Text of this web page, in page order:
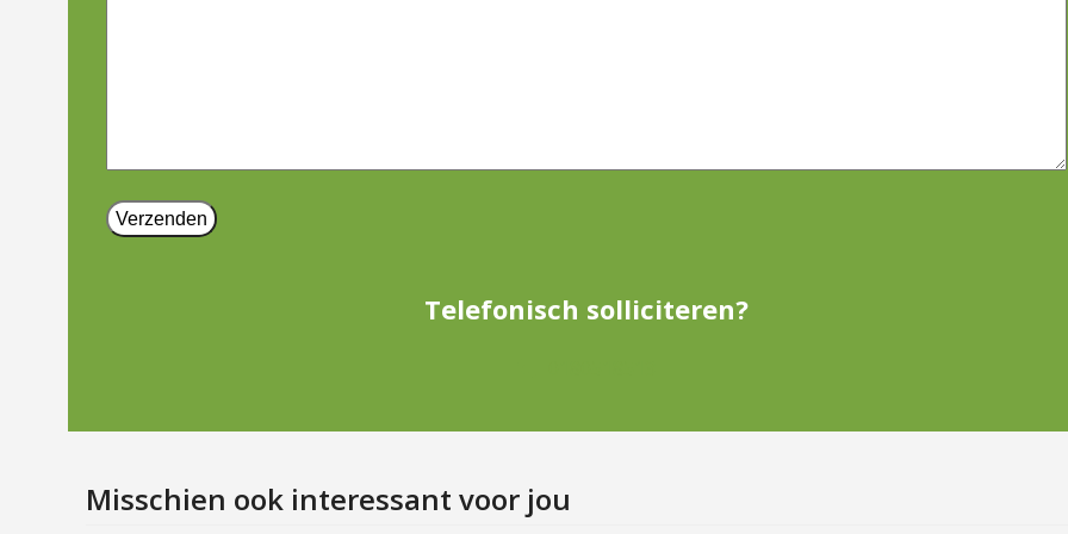
Telefonisch solliciteren?
Misschien ook interessant voor jou